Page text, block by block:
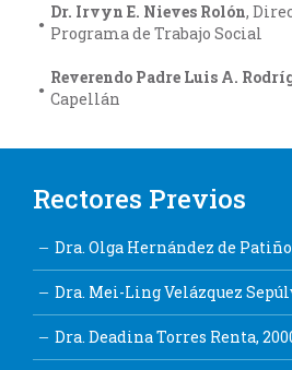
Rectores Previos
Dra. Olga Hernández de
Dra. Mei-Ling Velázquez
Dra. Deadina Torres Renta,
Dr. Irvyn E. Nieves Rolón,
Programa de Trabajo Social
Reverendo Padre Luis A.
Capellán